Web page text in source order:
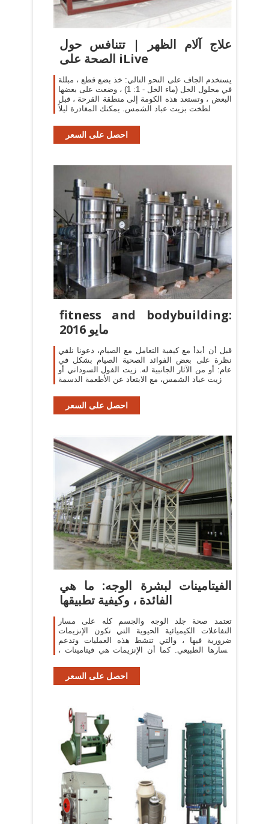
علاج آلام الظهر | تتنافس حول
الصحة على iLive
يستخدم الجاف على النحو التالي: خذ بضع قطع ، مبللة
في محلول الخل (ماء الخل - 1: 1) ، وضعت على بعضها
البعض ، وتستعد هذه الكومة إلى منطقة القرحة ، قبل
لطخت بزيت عباد الشمس. يمكنك المغادرة ليلاً
احصل على السعر
fitness and bodybuilding:
مايو 2016
قبل أن أبدأ مع كيفية التعامل مع الصيام، دعونا نلقي
نظرة على بعض الفوائد الصحية الصيام بشكل في
عام: أو من الآثار الجانبية له. زيت الفول السوداني أو
زيت عباد الشمس، مع الابتعاد عن الأطعمة الدسمة
احصل على السعر
الفيتامينات لبشرة الوجه: ما هي
الفائدة ، وكيفية تطبيقها
تعتمد صحة جلد الوجه والجسم كله على مسار
التفاعلات الكيميائية الحيوية التي تكون الإنزيمات
ضرورية فيها ، والتي تنشط هذه العمليات وتدعم
مسارها الطبيعي. كما أن الإنزيمات هي فيتامينات ،
احصل على السعر